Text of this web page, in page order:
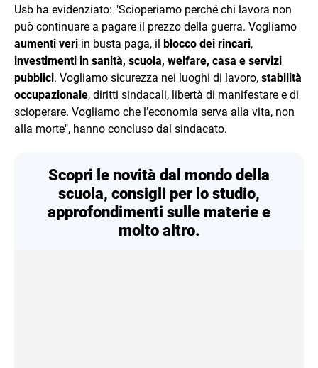
Usb ha evidenziato: "Scioperiamo perché chi lavora non
può continuare a pagare il prezzo della guerra. Vogliamo
aumenti veri in busta paga, il blocco dei rincari,
investimenti in sanità, scuola, welfare, casa e servizi
pubblici. Vogliamo sicurezza nei luoghi di lavoro, stabilità
occupazionale, diritti sindacali, libertà di manifestare e di
scioperare. Vogliamo che l’economia serva alla vita, non
alla morte", hanno concluso dal sindacato.
Scopri le novità dal mondo della
scuola, consigli per lo studio,
approfondimenti sulle materie e
molto altro.